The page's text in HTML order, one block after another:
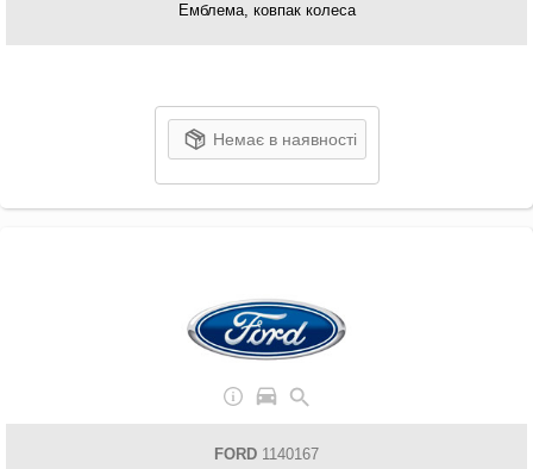
Емблема, ковпак колеса
Немає в наявності
FORD 1140167